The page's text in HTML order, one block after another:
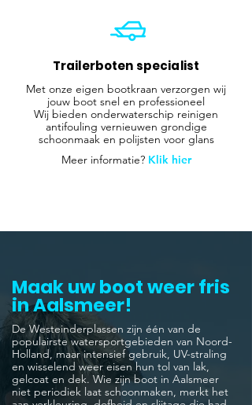
Trailerboten specialist
Met onze eigen bootkraan verzorgen wij
jouw boot snel en professioneel
Wij bieden onderwaterschip reinigen
antifouling vernieuwen grondige
schoonmaak en polijsten voor glans
Meer informatie? Klik hier
Maak uw boot weer fris
in Aalsmeer!
De Westeinderplassen zijn één van de
populairste watersportgebieden van Noord-
Holland, maar intensief gebruik, UV-straling
en wisselend weer eisen hun tol van lak,
gelcoat en dek. Wie zijn boot in Aalsmeer
niet periodiek laat schoonmaken, merkt het